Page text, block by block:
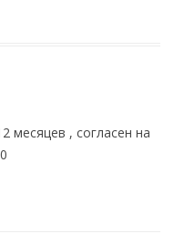
месяцев , согласен на